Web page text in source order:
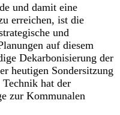
und damit eine
erreichen, ist die
und
auf diesem
Dekarbonisierung der
heutigen Sondersitzung
hat der
zur Kommunalen